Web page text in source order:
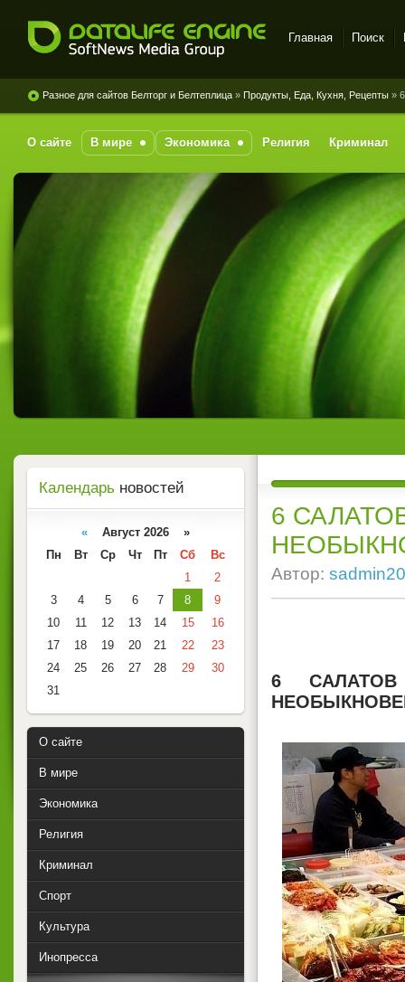
Media Group
Главная Поиск
Разное для сайтов Белторг и Белтеплица » Продукты, Еда, Кухня, Рецепты »
О сайте В мире Экономика Религия Криминал
6
Автор:
6
Календарь новостей
« Август 2026 »
Пн
Вт Ср Чт Пт Сб
Вс
1
2
3
4 5 6 7 8
9
10
11 12 13 14 15
16
17
18 19 20 21 22
23
24
25 26 27 28 29
30
31
О сайте
В мире
Экономика
Религия
Криминал
Спорт
Культура
Инопресса